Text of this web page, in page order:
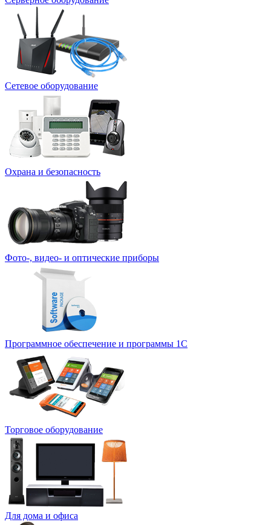
Сетевое оборудование
Охрана и безопасность
Фото-, видео- и оптические приборы
Программное обеспечение и программы 1С
Торговое оборудование
Для дома и офиса